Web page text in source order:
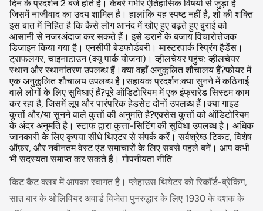
दिन के प्रदर्शन 2 बजे होते हैं। कैबरे गंभीर ऐतिहासिक विषयों से जुड़ा है
जिसमें नाजीवाद का उदय शामिल है। हालांकि यह स्पष्ट नहीं है, शो की शक्ति
इस बात में निहित है कि कैसे लोग आनंद में खोए हुए बढ़ते हुए बुराई को
आसानी से नजरअंदाज कर सकते हैं। इसे डराने के बजाय विचारोत्तेजक
डिजाइन किया गया है। एनसीपी बेडफोर्डबरी। मास्टरपार्क स्प्रिंग हैडेंस।
ट्राफलगर, चाइनाटाउन (क्यू पार्क योजना)। व्हीलचेयर पहुंच: व्हीलचेयर
स्थान और स्थानांतरण उपलब्ध हैं।क्या वहाँ अनुकूलित शौचालय हैं?फोयर में
एक अनुकूलित शौचालय उपलब्ध है।सहायक प्रदर्शन:क्या सुनने में कठिनाई
वाले लोगों के लिए सुविधाएं हैं?पूरे ऑडिटोरियम में एक इंफ्रारेड सिस्टम काम
कर रहा है, जिसमें लूप और पारंपरिक हेडसेट दोनों उपलब्ध हैं।क्या गाइड
कुत्तों और/या सुनने वाले कुत्तों की अनुमति है?एक्सेस कुत्तों को ऑडिटोरियम
के अंदर अनुमति है। स्टाफ द्वारा कुत्ता-सिटिंग की सुविधा उपलब्ध है। अधिक
जानकारी के लिए कृपया सीधे थिएटर से संपर्क करें। सर्वश्रेष्ठ टिकट, विशेष
ऑफ़र, और नवीनतम वेस्ट एंड समाचारों के लिए सबसे पहले बनें। आप कभी
भी सदस्यता समाप्त कर सकते हैं। गोपनीयता नीति
किट कैट क्लब में आपका स्वागत है। प्लेहाउस थियेटर को रिकॉर्ड-ब्रेकिंग,
सात बार के ओलिवियर अवार्ड विजेता पुनरुद्धार के लिए 1930 के दशक के